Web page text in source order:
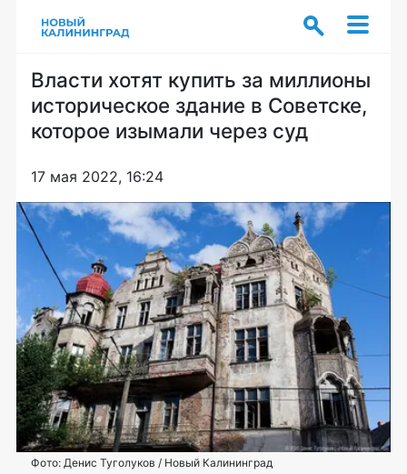
Власти хотят купить за миллионы
историческое здание в Советске,
которое изымали через суд
17 мая 2022, 16:24
Фото: Денис Туголуков / Новый Калининград